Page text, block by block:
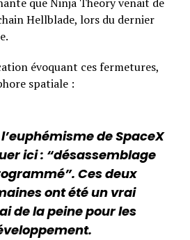
Hellblade, lors du dernier
évoquant ces fermetures,
spatiale :
de SpaceX
ici : “désassemblage
Ces deux
ont été un vrai
de la peine pour les